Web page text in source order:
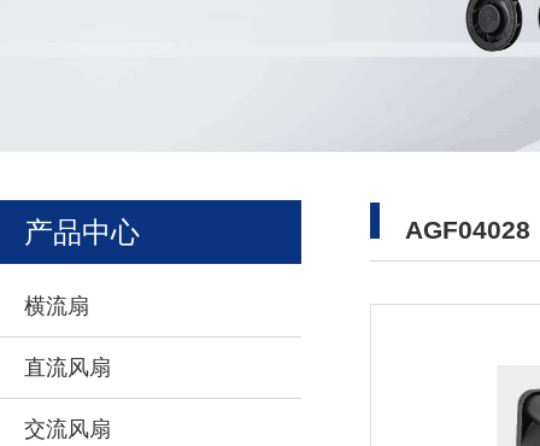
产品中心
横流扇
直流风扇
交流风扇
AGF04028